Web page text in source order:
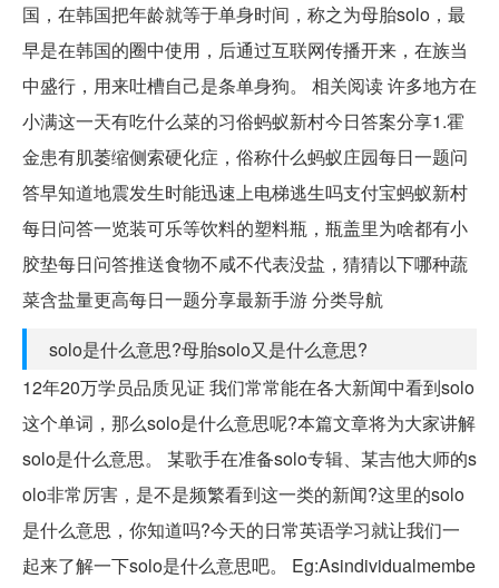
国，在韩国把年龄就等于单身时间，称之为母胎solo，最
早是在韩国的圈中使用，后通过互联网传播开来，在族当
中盛行，用来吐槽自己是条单身狗。 相关阅读 许多地方在
小满这一天有吃什么菜的习俗蚂蚁新村今日答案分享1.霍
金患有肌萎缩侧索硬化症，俗称什么蚂蚁庄园每日一题问
答早知道地震发生时能迅速上电梯逃生吗支付宝蚂蚁新村
每日问答一览装可乐等饮料的塑料瓶，瓶盖里为啥都有小
胶垫每日问答推送食物不咸不代表没盐，猜猜以下哪种蔬
菜含盐量更高每日一题分享最新手游 分类导航
solo是什么意思?母胎solo又是什么意思?
12年20万学员品质见证 我们常常能在各大新闻中看到solo
这个单词，那么solo是什么意思呢?本篇文章将为大家讲解
solo是什么意思。 某歌手在准备solo专辑、某吉他大师的s
olo非常厉害，是不是频繁看到这一类的新闻?这里的solo
是什么意思，你知道吗?今天的日常英语学习就让我们一
起来了解一下solo是什么意思吧。 Eg:Asindividualmembe